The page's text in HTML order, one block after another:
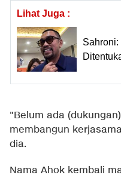
Lihat Juga :
"Belum ada
membangun
dia.
Nama Ahok kembali